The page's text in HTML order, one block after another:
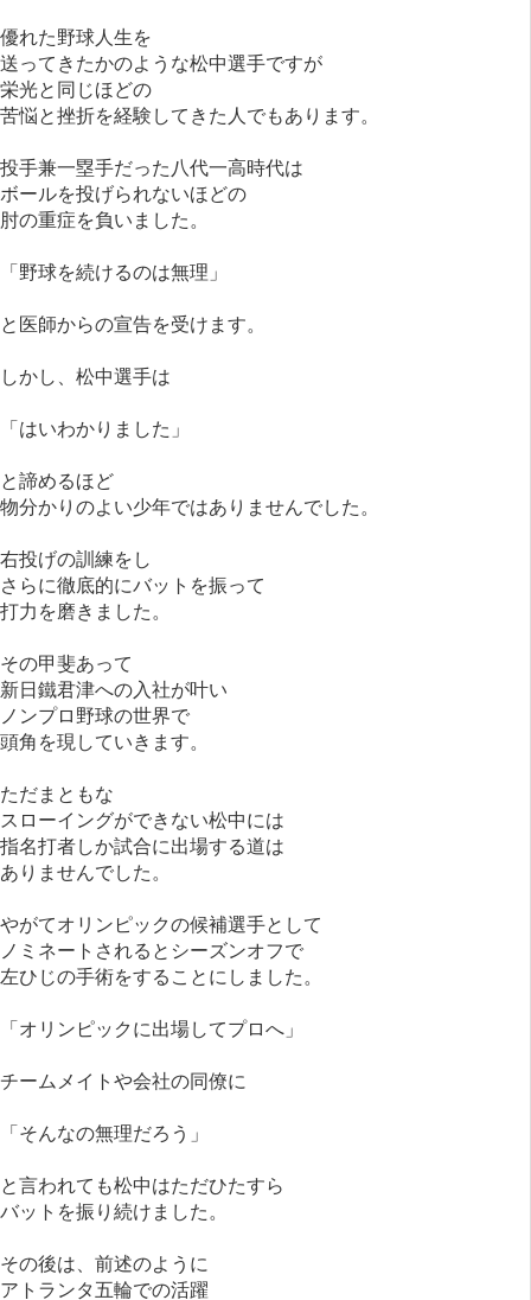
優れた野球人生を
送ってきたかのような松中選手ですが
栄光と同じほどの
苦悩と挫折を経験してきた人でもあります。
投手兼一塁手だった八代一高時代は
ボールを投げられないほどの
肘の重症を負いました。
「野球を続けるのは無理」
と医師からの宣告を受けます。
しかし、松中選手は
「はいわかりました」
と諦めるほど
物分かりのよい少年ではありませんでした。
右投げの訓練をし
さらに徹底的にバットを振って
打力を磨きました。
その甲斐あって
新日鐵君津への入社が叶い
ノンプロ野球の世界で
頭角を現していきます。
ただまともな
スローイングができない松中には
指名打者しか試合に出場する道は
ありませんでした。
やがてオリンピックの候補選手として
ノミネートされるとシーズンオフで
左ひじの手術をすることにしました。
「オリンピックに出場してプロへ」
チームメイトや会社の同僚に
「そんなの無理だろう」
と言われても松中はただひたすら
バットを振り続けました。
その後は、前述のように
アトランタ五輪での活躍